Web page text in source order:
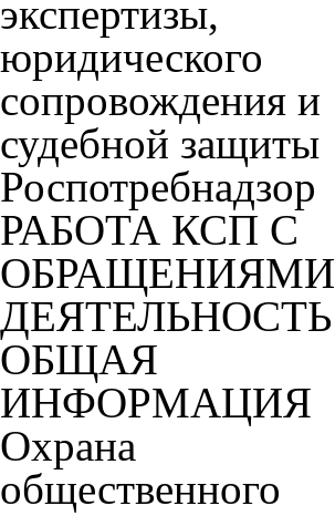
экспертизы,
юридического
сопровождения и
судебной защиты
Роспотребнадзор
РАБОТА КСП С
ОБРАЩЕНИЯМИ
ДЕЯТЕЛЬНОСТЬ
ОБЩАЯ
ИНФОРМАЦИЯ
Охрана
общественного